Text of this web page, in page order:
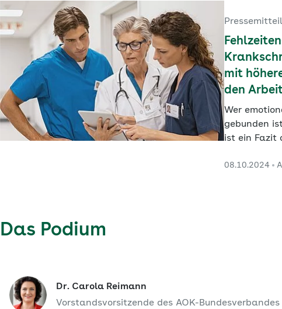
mit
den
Wer
gebunden
ist ein Fazit
beleuchtet
08.10.2024
Das Podium
Dr. Carola Reimann
Vorstandsvorsitzende des AOK-Bundesverbandes